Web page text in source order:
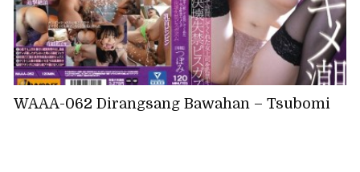
WAAA-062 Dirangsang Bawahan – Tsubomi